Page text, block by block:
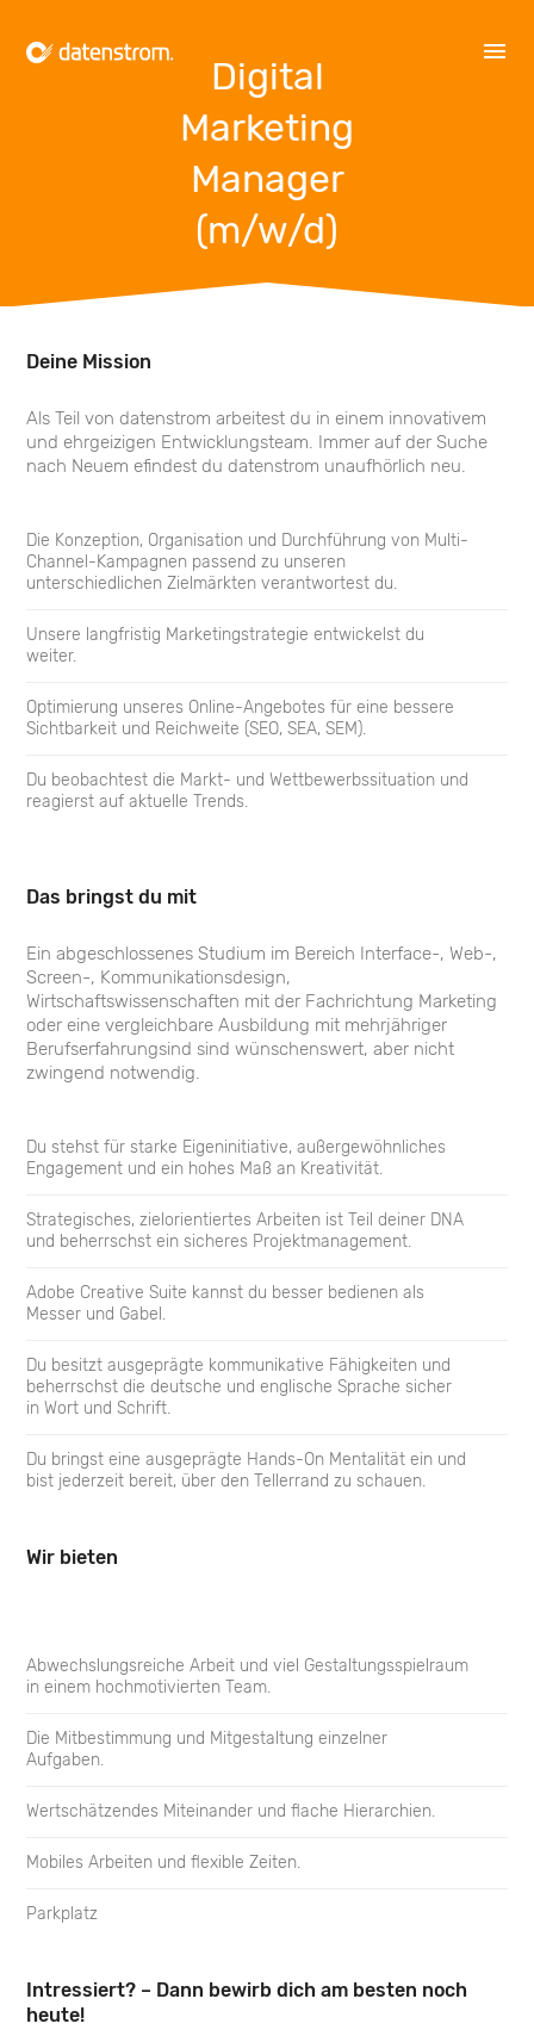
Fahrtenbuch
AG
Angebote
EP
AB
FG
RE
Rechnungen
MS
Messenger
EX
Exposition
Bem
Künstl.
Intelligenz
Support
Digital
Marketing
Manager
(m/w/d)
Deine Mission
Als Teil von datenstrom arbeitest du in einem innovativem
und ehrgeizigen Entwicklungs­team. Immer auf der Suche
nach Neuem efindest du datenstrom unaufhörlich neu.
Die Konzeption, Organisation und Durchführung von Multi-
Channel-Kampagnen passend zu unseren
unterschiedlichen Zielmärkten verantwortest du.
Unsere langfristig Marketingstrategie entwickelst du
weiter.
Optimierung unseres Online-Angebotes für eine bessere
Sichtbarkeit und Reichweite (SEO, SEA, SEM).
Du beobachtest die Markt- und Wettbewerbssituation und
reagierst auf aktuelle Trends.
Das bringst du mit
Ein abgeschlossenes Studium im Bereich Interface-, Web-,
Screen-, Kommunikationsdesign,
Wirtschaftswissenschaften mit der Fachrichtung Marketing
oder eine vergleichbare Ausbildung mit mehrjähriger
Berufserfahrungsind sind wünschenswert, aber nicht
zwingend notwendig.
Du stehst für starke Eigeninitiative, außergewöhnliches
Engagement und ein hohes Maß an Kreativität.
Strategisches, zielorientiertes Arbeiten ist Teil deiner DNA
und beherrschst ein sicheres Projektmanagement.
Adobe Creative Suite kannst du besser bedienen als
Messer und Gabel.
Du besitzt ausgeprägte kommunikative Fähigkeiten und
beherrschst die deutsche und englische Sprache sicher
in Wort und Schrift.
Du bringst eine ausgeprägte Hands-On Mentalität ein und
bist jederzeit bereit, über den Tellerrand zu schauen.
Wir bieten
Abwechslungsreiche Arbeit und viel Gestaltungsspielraum
in einem hochmotivierten Team.
Die Mitbestimmung und Mitgestaltung einzelner
Aufgaben.
Wertschätzendes Miteinander und flache Hierarchien.
Mobiles Arbeiten und flexible Zeiten.
Parkplatz
Intressiert? – Dann bewirb dich am besten noch
heute!